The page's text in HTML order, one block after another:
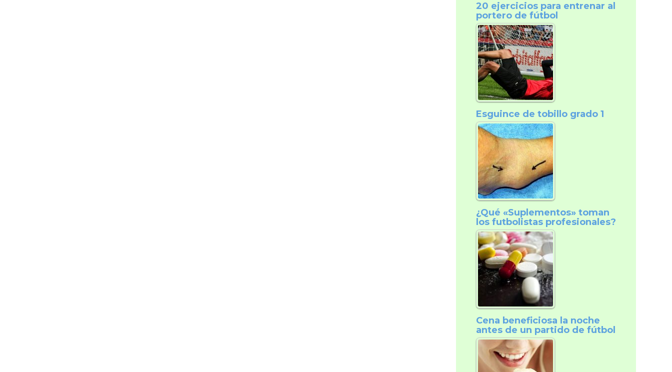
20 ejercicios para entrenar al
portero de fútbol
Esguince de tobillo grado 1
¿Qué «Suplementos» toman
los futbolistas profesionales?
Cena beneficiosa la noche
antes de un partido de fútbol